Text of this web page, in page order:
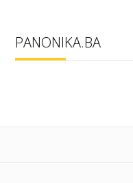
PANONIKA.BA